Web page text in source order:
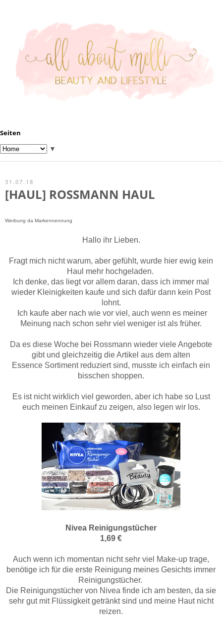
Seiten
▼
31.07.18
[HAUL] ROSSMANN HAUL
Werbung da Markennennung
Hallo ihr Lieben.
Fragt mich nicht warum, aber gefühlt, wurde hier ewig kein
Haul mehr hochgeladen.
Ich denke, das liegt vor allem daran, dass ich immer mal
wieder Kleinigkeiten kaufe und sich dafür dann kein Post
lohnt.
Ich kaufe aber nach wie vor viel, auch wenn es meiner
Meinung nach schon sehr viel weniger ist als früher.
Da es diese Woche bei Rossmann wieder viele Angebote
gibt und gleichzeitig die Artikel aus dem alten
Essence Sortiment reduziert sind, musste ich einfach ein
bisschen shoppen.
Es ist nicht wirklich viel geworden, aber ich habe so Lust
euch meinen Einkauf zu zeigen, also legen wir los.
Nivea Reinigungstücher
1,69 €
Auch wenn ich momentan nicht sehr viel Make-up trage,
benötige ich für die erste Reinigung meines Gesichts immer
Reinigungstücher.
Die Reinigungstücher von Nivea finde ich am besten, da sie
sehr gut mit Flüssigkeit getränkt sind und meine Haut nicht
reizen.